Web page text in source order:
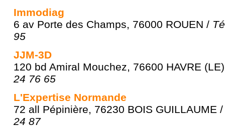
Immodiag
6 av Porte des Champs, 76000 ROUEN /
95
JJM-3D
120 bd Amiral Mouchez, 76600 HAVRE
24 76 65
L'Expertise Normande
72 all Pépinière, 76230 BOIS GUILLAUME
24 87